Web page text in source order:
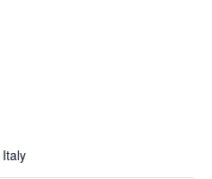
Italy